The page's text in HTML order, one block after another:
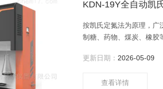
KDN-19Y全自动凯
按凯氏定氮法为原理，广
制糖、药物、煤炭、橡胶
量和常量蒸馏作业。
更新日期： 2026-05-09
查看详情